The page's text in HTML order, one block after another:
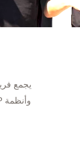
وأنظمة ERP وDevOps وأنظمة دعم القرار والتوائم الرقمية وتقنيات الذكاء الاصطناعي المتطورة.